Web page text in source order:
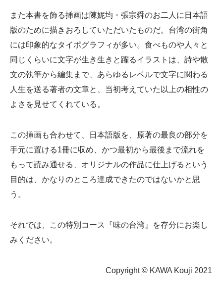
また本書を飾る挿画は陳妮均・張宗舜のお二人に日本語
版のために描きおろしていただいたものだ。台湾の街角
には印象的なタイポグラフィが多い。食べものや人々と
同じくらいに文字が生き生きと躍るイラストは、詩や散
文の執筆から編集まで、あらゆるレベルで文字に関わる
人生を送る著者の文章と、当初考えていた以上の相性の
よさを見せてくれている。
この挿画も合わせて、日本語版を、原著の最良の部分を
手元に置ける1冊に収め、かつ最初から最後まで流れを
もって読み通せる、オリジナルの作品に仕上げるという
目的は、かなりのところ達成できたのではないかと思
う。
それでは、この特別コース『味の台湾』を存分にお楽し
みください。
Copyright © KAWA Kouji 2021